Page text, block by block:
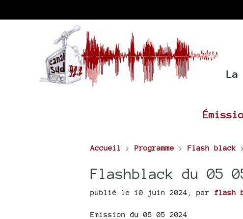
Accueil > Programme > Flash black
Flashblack du 05
publié le 10 juin 2024 par flash
Emission du 05 05 2024